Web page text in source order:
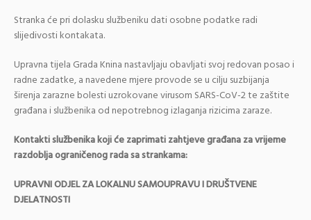
Stranka će pri dolasku službeniku dati osobne podatke radi
slijedivosti kontakata.
Upravna tijela Grada Knina nastavljaju obavljati svoj redovan posao i
radne zadatke, a navedene mjere provode se u cilju suzbijanja
širenja zarazne bolesti uzrokovane virusom SARS-CoV-2 te zaštite
građana i službenika od nepotrebnog izlaganja rizicima zaraze.
Kontakti službenika koji će zaprimati zahtjeve građana za vrijeme
razdoblja ograničenog rada sa strankama:
UPRAVNI ODJEL ZA LOKALNU SAMOUPRAVU I DRUŠTVENE
DJELATNOSTI